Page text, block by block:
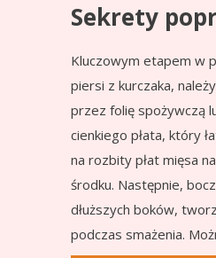
Sekrety
Kluczowym etapem w
piersi z kurczaka,
przez folię spożywczą
cienkiego płata, który
na rozbity płat mięsa
środku. Następnie,
dłuższych boków,
podczas smażenia.